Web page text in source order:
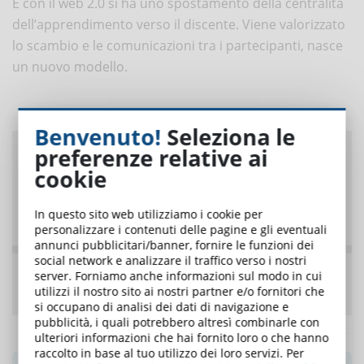
dell’apprendimento verso il discente. Viene valorizzato
lo scambio e le comunicazioni tra i partecipanti, nasce
un nuovo modello.
Benvenuto! Seleziona le
preferenze relative ai
cookie
In questo sito web utilizziamo i cookie per
personalizzare i contenuti delle pagine e gli eventuali
annunci pubblicitari/banner, fornire le funzioni dei
social network e analizzare il traffico verso i nostri
server. Forniamo anche informazioni sul modo in cui
utilizzi il nostro sito ai nostri partner e/o fornitori che
si occupano di analisi dei dati di navigazione e
pubblicità, i quali potrebbero altresì combinarle con
ulteriori informazioni che hai fornito loro o che hanno
raccolto in base al tuo utilizzo dei loro servizi. Per